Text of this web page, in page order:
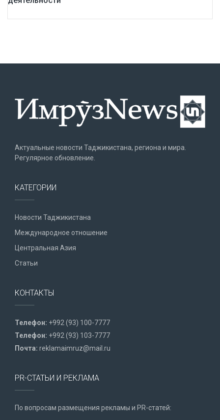
Актуальные новости Таджикистана, региона и мира.
Регулярное обновление.
КАТЕГОРИИ
Новости Таджикистана
Международное отношение
Центральная Азия
Статьи
КОНТАКТЫ
Телефон: +992 (93) 100-7777
Телефон: +992 (93) 103-7777
Почта: reklamaimruz@mail.ru
PR-СТАТЬИ И РЕКЛАМА
По вопросам размещения рекламы и PR-статей: